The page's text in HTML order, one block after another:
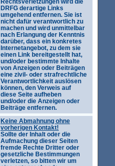
Rechtsverletzungen wird die
DRFG derartige Links
umgehend entfernen. Sie ist
nicht dafür verantwortlich zu
machen und wird unmittelbar
nach Erlangung der Kenntnis
darüber, dass ein konkretes
Internetangebot, zu dem sie
einen Link bereitgestellt hat,
und/oder bestimmte Inhalte
von Anzeigen oder Beiträgen
eine zivil- oder strafrechtliche
Verantwortlichkeit auslösen
können, den Verweis auf
diese Seite aufheben
und/oder die Anzeigen oder
Beiträge entfernen.
Keine Abmahnung ohne
vorherigen Kontakt!
Sollte der Inhalt oder die
Aufmachung dieser Seiten
fremde Rechte Dritter oder
gesetzliche Bestimmungen
verletzen, so bitten wir um